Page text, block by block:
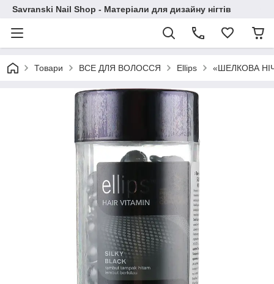
Savranski Nail Shop - Матеріали для дизайну нігтів
Товари ВСЕ ДЛЯ ВОЛОССЯ Ellips «ШЕЛКОВА